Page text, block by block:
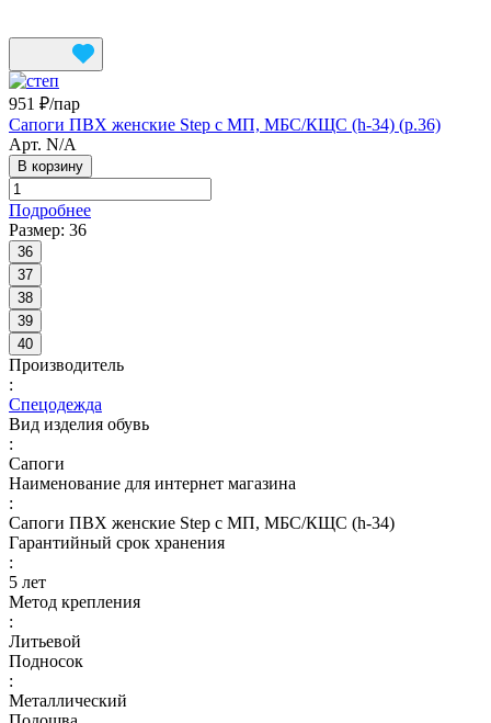
951 ₽/пар
Сапоги ПВХ женские Step с МП, МБС/КЩС (h-34) (р.36)
Арт. N/A
В корзину
Подробнее
Размер: 36
36
37
38
39
40
Производитель
:
Спецодежда
Вид изделия обувь
:
Сапоги
Наименование для интернет магазина
:
Сапоги ПВХ женские Step с МП, МБС/КЩС (h-34)
Гарантийный срок хранения
:
5 лет
Метод крепления
:
Литьевой
Подносок
:
Металлический